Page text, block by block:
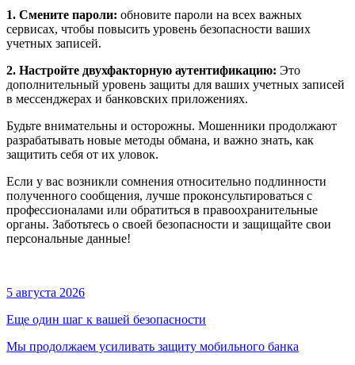
1. Смените пароли: обновите пароли на всех важных
сервисах, чтобы повысить уровень безопасности ваших
учетных записей.
2. Настройте двухфакторную аутентификацию: Это
дополнительный уровень защиты для ваших учетных записей
в мессенджерах и банковских приложениях.
Будьте внимательны и осторожны. Мошенники продолжают
разрабатывать новые методы обмана, и важно знать, как
защитить себя от их уловок.
Если у вас возникли сомнения относительно подлинности
полученного сообщения, лучше проконсультироваться с
профессионалами или обратиться в правоохранительные
органы. Заботьтесь о своей безопасности и защищайте свои
персональные данные!
5 августа 2026
Еще один шаг к вашей безопасности
Мы продолжаем усиливать защиту мобильного банка